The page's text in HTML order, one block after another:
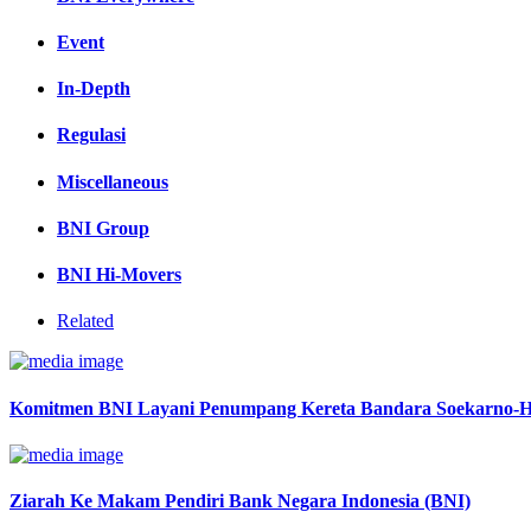
Event
In-Depth
Regulasi
Miscellaneous
BNI Group
BNI Hi-Movers
Related
Komitmen BNI Layani Penumpang Kereta Bandara Soekarno-
Ziarah Ke Makam Pendiri Bank Negara Indonesia (BNI)